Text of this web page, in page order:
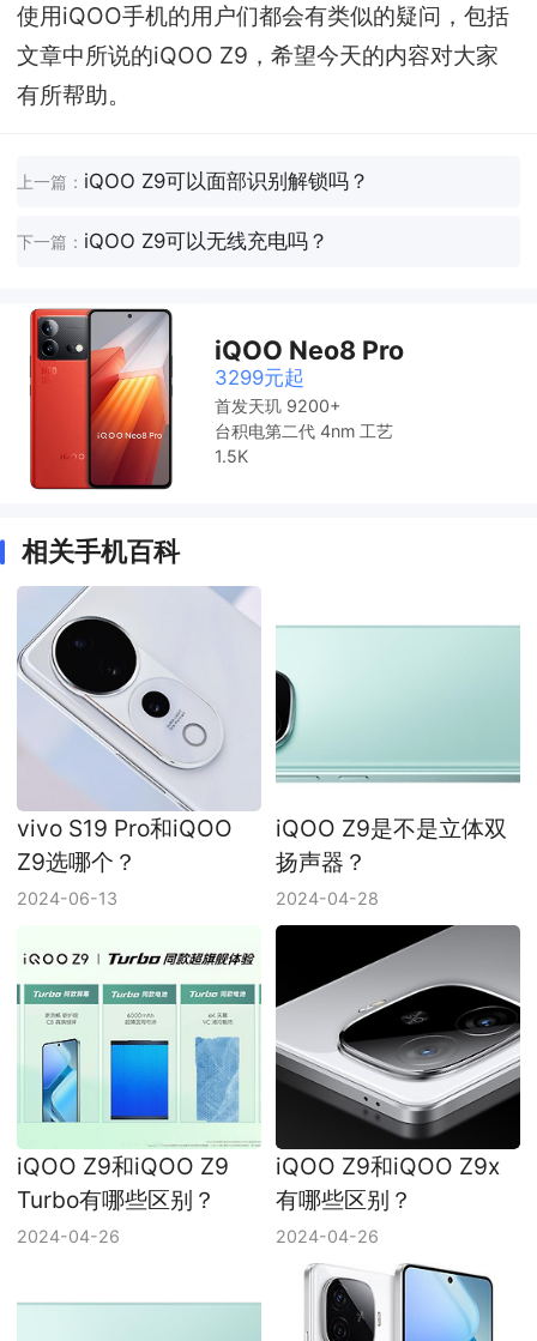
使用iQOO手机的用户们都会有类似的疑问，包括
文章中所说的iQOO Z9，希望今天的内容对大家
有所帮助。
上一篇： iQOO Z9可以面部识别解锁吗？
下一篇： iQOO Z9可以无线充电吗？
iQOO Neo8 Pro
3299元起
首发天玑 9200+
台积电第二代 4nm 工艺
1.5K
相关手机百科
vivo S19 Pro和iQOO
Z9选哪个？
2024-06-13
iQOO Z9是不是立体双
扬声器？
2024-04-28
iQOO Z9和iQOO Z9
Turbo有哪些区别？
2024-04-26
iQOO Z9和iQOO Z9x
有哪些区别？
2024-04-26